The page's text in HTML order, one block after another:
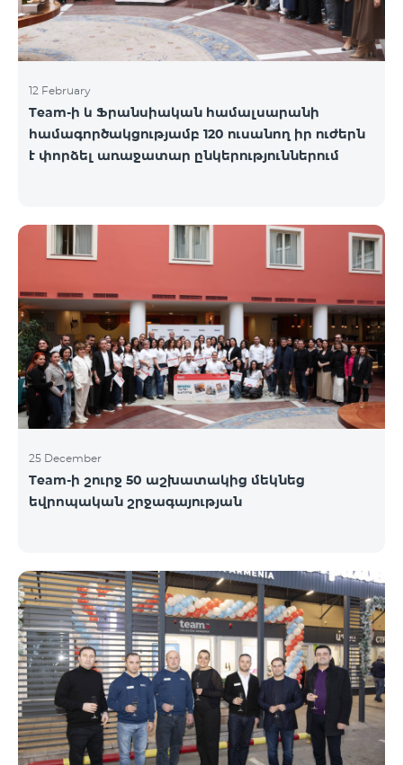
12 February
Team-ի և Ֆրանսիական համալսարանի
համագործակցությամբ 120 ուսանող իր ուժերն
է փորձել առաջատար ընկերություններում
25 December
Team-ի շուրջ 50 աշխատակից մեկնեց
եվրոպական շրջագայության